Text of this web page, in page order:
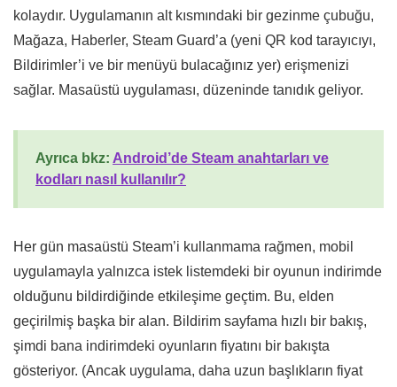
kolaydır. Uygulamanın alt kısmındaki bir gezinme çubuğu,
Mağaza, Haberler, Steam Guard’a (yeni QR kod tarayıcıyı,
Bildirimler’i ve bir menüyü bulacağınız yer) erişmenizi
sağlar. Masaüstü uygulaması, düzeninde tanıdık geliyor.
Ayrıca bkz: Android’de Steam anahtarları ve
kodları nasıl kullanılır?
Her gün masaüstü Steam’i kullanmama rağmen, mobil
uygulamayla yalnızca istek listemdeki bir oyunun indirimde
olduğunu bildirdiğinde etkileşime geçtim. Bu, elden
geçirilmiş başka bir alan. Bildirim sayfama hızlı bir bakış,
şimdi bana indirimdeki oyunların fiyatını bir bakışta
gösteriyor. (Ancak uygulama, daha uzun başlıkların fiyat